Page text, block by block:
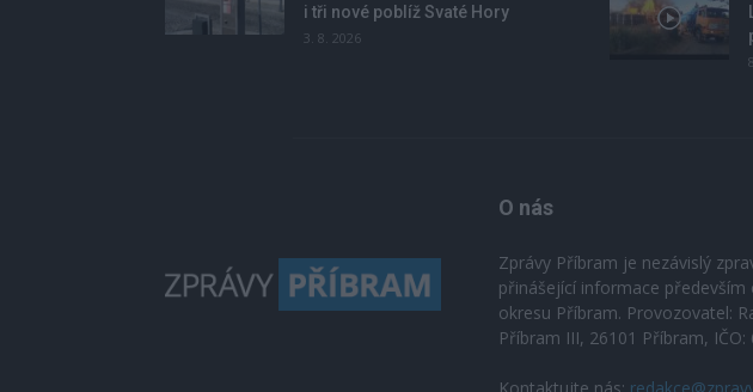
i tři nové poblíž Svaté Hory
3. 8. 2026
O nás
Zprávy Příbram je nezávislý
přinášející informace
okresu Příbram. Provozovatel:
Příbram III, 26101 Příbram, IČO: